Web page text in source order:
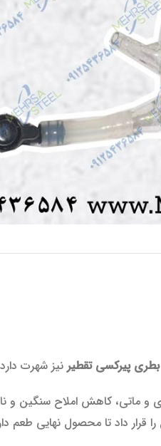
بطری پیرکسی تقطیر نیز شهرت
ماتی، کاهش املاح سنگین و
قرار داد تا محصول نهایی طعم